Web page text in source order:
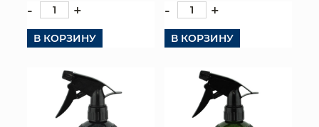
- +
В КОРЗИНУ
- +
В КОРЗИНУ